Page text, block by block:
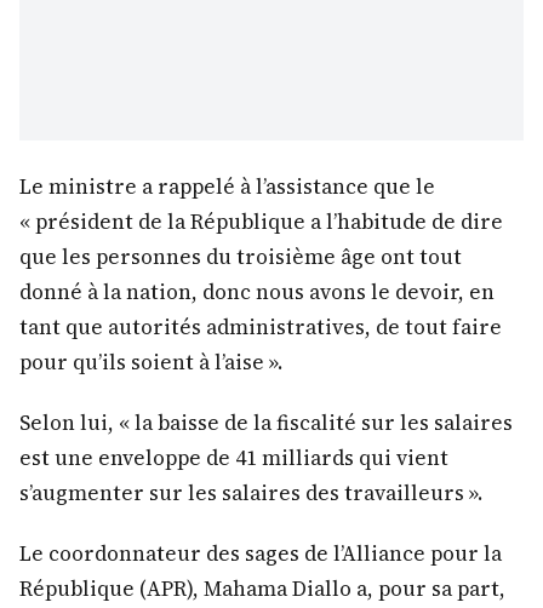
Le ministre a rappelé à l’assistance que le
« président de la République a l’habitude de dire
que les personnes du troisième âge ont tout
donné à la nation, donc nous avons le devoir, en
tant que autorités administratives, de tout faire
pour qu’ils soient à l’aise ».
Selon lui, « la baisse de la fiscalité sur les salaires
est une enveloppe de 41 milliards qui vient
s’augmenter sur les salaires des travailleurs ».
Le coordonnateur des sages de l’Alliance pour la
République (APR), Mahama Diallo a, pour sa part,